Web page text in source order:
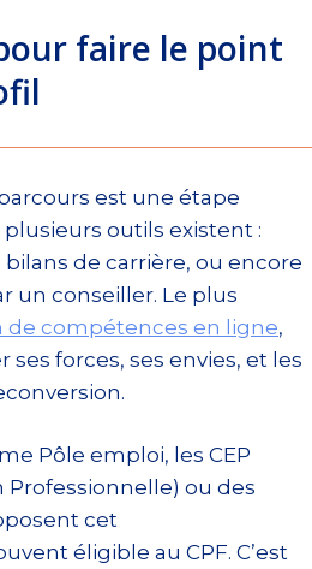
faire le point
est une étape
outils existent :
de carrière, ou encore
un conseiller. Le plus
de compétences en ligne,
forces, ses envies, et les
Pôle emploi, les CEP
Professionnelle) ou des
cet
éligible au CPF. C’est